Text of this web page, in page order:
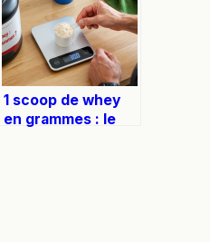
1 scoop de whey
en grammes : le